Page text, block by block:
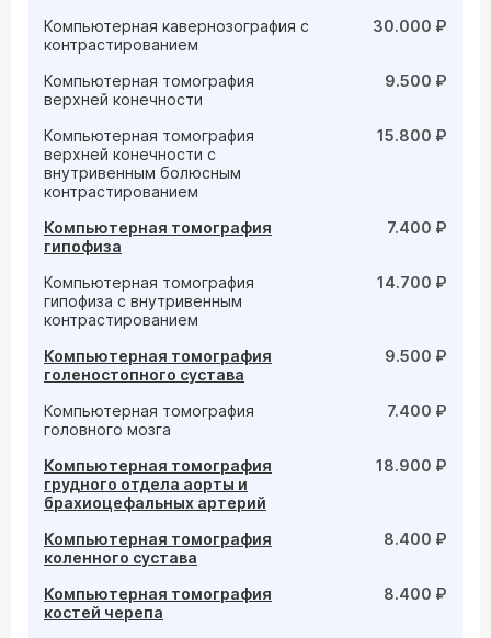
Компьютерная кавернозография с
контрастированием
30.000 ₽
Компьютерная томография
верхней конечности
9.500 ₽
Компьютерная томография
верхней конечности с
внутривенным болюсным
контрастированием
15.800 ₽
Компьютерная томография
гипофиза
7.400 ₽
Компьютерная томография
гипофиза с внутривенным
контрастированием
14.700 ₽
Компьютерная томография
голеностопного сустава
9.500 ₽
Компьютерная томография
головного мозга
7.400 ₽
Компьютерная томография
грудного отдела аорты и
брахиоцефальных артерий
18.900 ₽
Компьютерная томография
коленного сустава
8.400 ₽
Компьютерная томография
костей черепа
8.400 ₽